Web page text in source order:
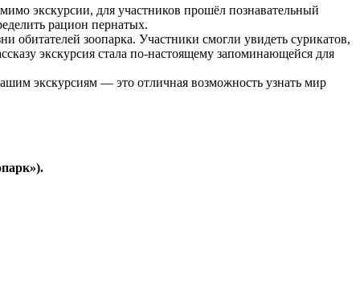
экскурсии, для участников прошёл познавательный
рацион пернатых.
обитателей зоопарка. Участники смогли увидеть сурикатов,
экскурсия стала по-настоящему запоминающейся для
экскурсиям — это отличная возможность узнать мир